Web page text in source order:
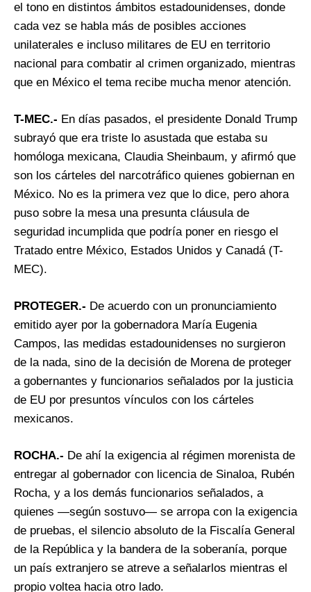
el tono en distintos ámbitos estadounidenses, donde
cada vez se habla más de posibles acciones
unilaterales e incluso militares de EU en territorio
nacional para combatir al crimen organizado, mientras
que en México el tema recibe mucha menor atención.
T-MEC.- En días pasados, el presidente Donald Trump
subrayó que era triste lo asustada que estaba su
homóloga mexicana, Claudia Sheinbaum, y afirmó que
son los cárteles del narcotráfico quienes gobiernan en
México. No es la primera vez que lo dice, pero ahora
puso sobre la mesa una presunta cláusula de
seguridad incumplida que podría poner en riesgo el
Tratado entre México, Estados Unidos y Canadá (T-
MEC).
PROTEGER.- De acuerdo con un pronunciamiento
emitido ayer por la gobernadora María Eugenia
Campos, las medidas estadounidenses no surgieron
de la nada, sino de la decisión de Morena de proteger
a gobernantes y funcionarios señalados por la justicia
de EU por presuntos vínculos con los cárteles
mexicanos.
ROCHA.- De ahí la exigencia al régimen morenista de
entregar al gobernador con licencia de Sinaloa, Rubén
Rocha, y a los demás funcionarios señalados, a
quienes —según sostuvo— se arropa con la exigencia
de pruebas, el silencio absoluto de la Fiscalía General
de la República y la bandera de la soberanía, porque
un país extranjero se atreve a señalarlos mientras el
propio voltea hacia otro lado.